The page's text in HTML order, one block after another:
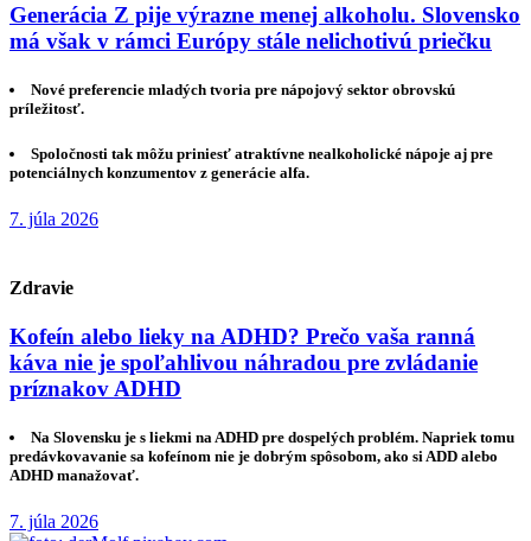
Generácia Z pije výrazne menej alkoholu. Slovensko
má však v rámci Európy stále nelichotivú priečku
Nové preferencie mladých tvoria pre nápojový sektor obrovskú
príležitosť.
Spoločnosti tak môžu priniesť atraktívne nealkoholické nápoje aj pre
potenciálnych konzumentov z generácie alfa.
7. júla 2026
Zdravie
Kofeín alebo lieky na ADHD? Prečo vaša ranná
káva nie je spoľahlivou náhradou pre zvládanie
príznakov ADHD
Na Slovensku je s liekmi na ADHD pre dospelých problém. Napriek tomu
predávkovavanie sa kofeínom nie je dobrým spôsobom, ako si ADD alebo
ADHD manažovať.
7. júla 2026